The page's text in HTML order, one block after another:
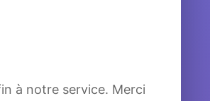
à notre service. Merci